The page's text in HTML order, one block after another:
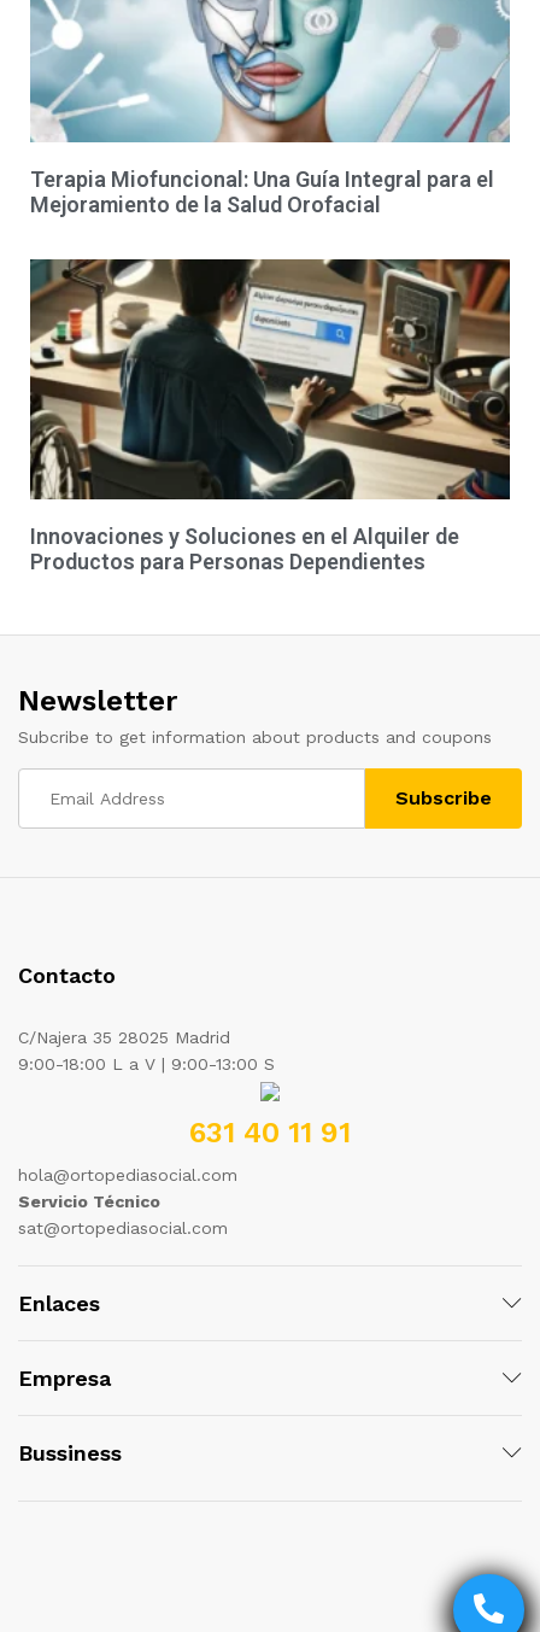
Terapia Miofuncional: Una Guía Integral para el
Mejoramiento de la Salud Orofacial
Innovaciones y Soluciones en el Alquiler de
Productos para Personas Dependientes
Newsletter
Subcribe to get information about products and coupons
Contacto
C/Najera 35 28025 Madrid
9:00-18:00 L a V | 9:00-13:00 S
631 40 11 91
hola@ortopediasocial.com
Servicio Técnico
sat@ortopediasocial.com
Enlaces
Empresa
Bussiness